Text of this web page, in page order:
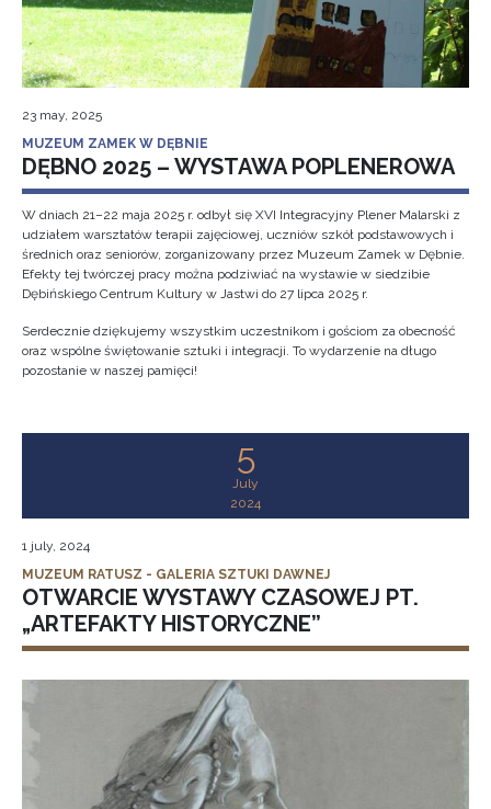
23 may, 2025
MUZEUM ZAMEK W DĘBNIE
DĘBNO 2025 – WYSTAWA POPLENEROWA
W dniach 21–22 maja 2025 r. odbył się XVI Integracyjny Plener Malarski z
udziałem warsztatów terapii zajęciowej, uczniów szkół podstawowych i
średnich oraz seniorów, zorganizowany przez Muzeum Zamek w Dębnie.
Efekty tej twórczej pracy można podziwiać na wystawie w siedzibie
Dębińskiego Centrum Kultury w Jastwi do 27 lipca 2025 r.
Serdecznie dziękujemy wszystkim uczestnikom i gościom za obecność
oraz wspólne świętowanie sztuki i integracji. To wydarzenie na długo
pozostanie w naszej pamięci!
5
July
2024
1 july, 2024
MUZEUM RATUSZ - GALERIA SZTUKI DAWNEJ
OTWARCIE WYSTAWY CZASOWEJ PT.
„ARTEFAKTY HISTORYCZNE”